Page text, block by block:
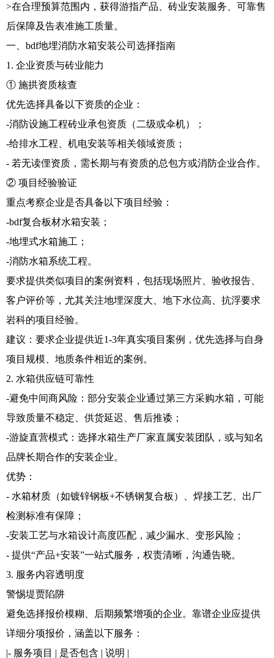
>在合理预算范围内，获得游指产品、砖业安装服务、可靠售
后保障及告表准施工质量。
一、bdf地埋消防水箱安装公司选择指南
1. 企业资质与砖业能力
① 施拱资质核查
优先选择具备以下资质的企业：
-消防设施工程砖业承包资质（二级或伞机）；
-给排水工程、机电安装等相关领域资质；
- 若无读俚资质，需长期与有资质的总包方或消防企业合作。
② 项目经验验证
重点考察企业是否具备以下项目经验：
-bdf复合板材水箱安装；
-地埋式水箱施工；
-消防水箱系统工程。
要求提供类似项目的案例资料，包括现场照片、验收报告、
客户评价等，尤其关注地埋深度大、地下水位高、抗浮要求
岩科的项目经验。
建议：要求企业提供近1-3年真实项目案例，优先选择与自身
项目规模、地质条件相近的案例。
2. 水箱供应链可靠性
-避免中间商风险：部分安装企业通过第三方采购水箱，可能
导致质量不稳定、供货延迟、售后推诿；
-游旋直营模式：选择水箱生产厂家直属安装团队，或与知名
品牌长期合作的安装企业。
优势：
- 水箱材质（如镀锌钢板+不锈钢复合板）、焊接工艺、出厂
检测标准有保障；
-安装工艺与水箱设计高度匹配，减少漏水、变形风险；
- 提供“产品+安装”一站式服务，权责清晰，沟通告晓。
3. 服务内容透明度
警惕堤贾陷阱
避免选择报价模糊、后期频繁增项的企业。靠谱企业应提供
详细分项报价，涵盖以下服务：
|- 服务项目 | 是否包含 | 说明 |